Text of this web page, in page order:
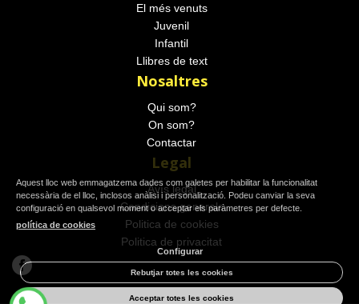
El més venuts
Juvenil
Infantil
Llibres de text
Nosaltres
Qui som?
On som?
Contactar
Legal
Avís legal
Condicions generals
Politica de cookies
Politica de privacitat
Aquest lloc web emmagatzema dades com galetes per habilitar la funcionalitat
necessària de el lloc, inclosos anàlisi i personalització. Podeu canviar la seva
configuració en qualsevol moment o acceptar els paràmetres per defecte.
política de cookies
Configurar
Rebutjar totes les cookies
Acceptar totes les cookies